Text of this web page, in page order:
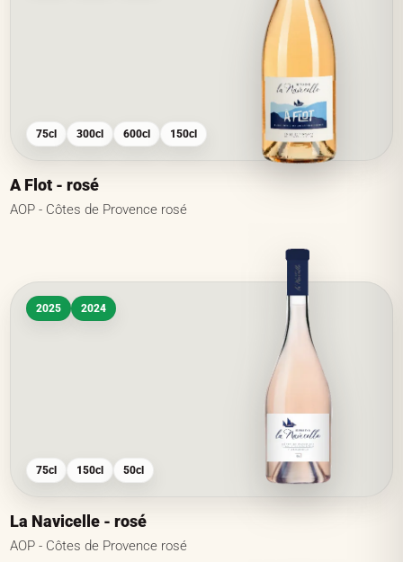
75cl 300cl 600cl 150cl
A Flot - rosé
AOP - Côtes de Provence rosé
2025 2024
75cl 150cl 50cl
La Navicelle - rosé
AOP - Côtes de Provence rosé